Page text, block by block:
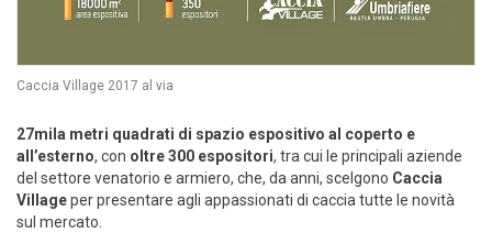
Caccia Village 2017 al via
27mila metri quadrati di spazio espositivo al coperto e
all’esterno, con oltre 300 espositori, tra cui le principali aziende
del settore venatorio e armiero, che, da anni, scelgono Caccia
Villageper presentare agli appassionati di caccia tutte le novità
sul mercato.